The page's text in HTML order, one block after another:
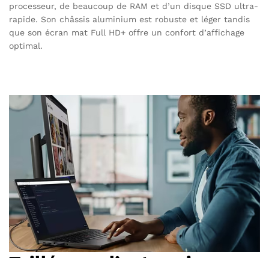
processeur, de beaucoup de RAM et d’un disque SSD ultra-
rapide. Son châssis aluminium est robuste et léger tandis
que son écran mat Full HD+ offre un confort d’affichage
optimal.